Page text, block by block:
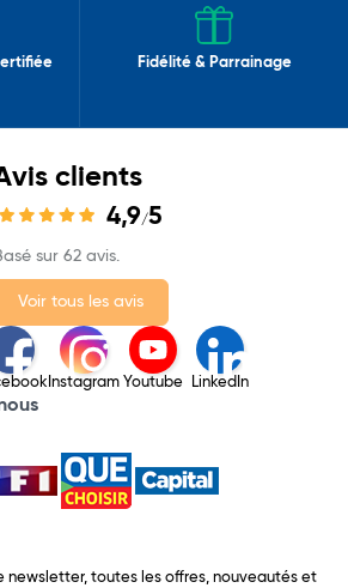
Fidélité & Parrainage
clients
4,9/5
sur 62 avis.
Voir tous les avis
Instagram Youtube LinkedIn
newsletter, toutes les offres, nouveautés et